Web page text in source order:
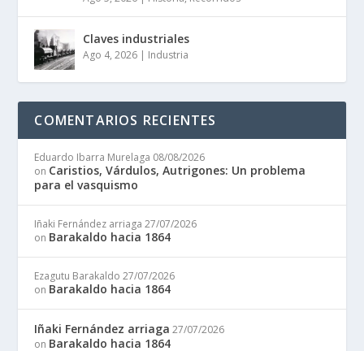
Claves industriales
Ago 4, 2026 | Industria
COMENTARIOS RECIENTES
Eduardo Ibarra Murelaga 08/08/2026
on Caristios, Várdulos, Autrigones: Un problema
para el vasquismo
Iñaki Fernández arriaga 27/07/2026
on Barakaldo hacia 1864
Ezagutu Barakaldo 27/07/2026
on Barakaldo hacia 1864
Iñaki Fernández arriaga 27/07/2026
on Barakaldo hacia 1864